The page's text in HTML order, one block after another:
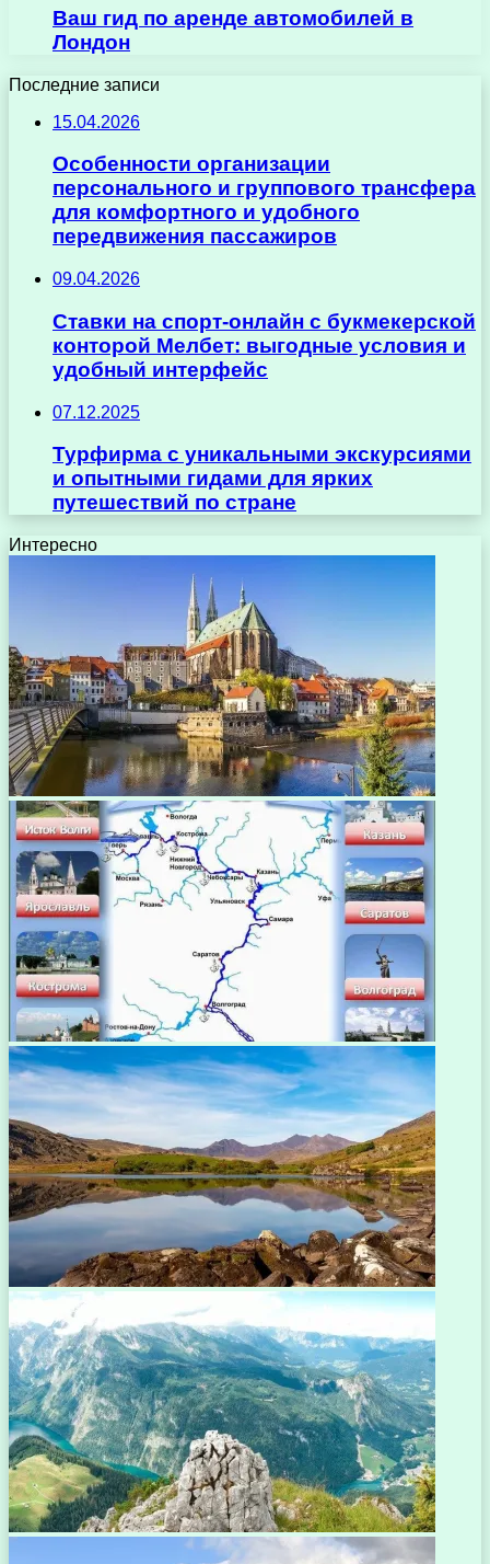
Ваш гид по аренде автомобилей в
Лондон
Последние записи
15.04.2026
Особенности организации
персонального и группового трансфера
для комфортного и удобного
передвижения пассажиров
09.04.2026
Ставки на спорт-онлайн с букмекерской
конторой Мелбет: выгодные условия и
удобный интерфейс
07.12.2025
Турфирма с уникальными экскурсиями
и опытными гидами для ярких
путешествий по стране
Интересно